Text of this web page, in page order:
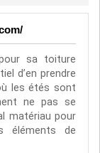
sa toiture
d’en prendre
les étés sont
ne pas se
matériau pour
éléments de